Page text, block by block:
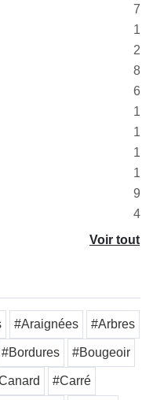
7
1
2
8
6
1
1
1
1
9
4
Voir tout
#Araignées #Arbres
#Bordures #Bougeoir
#Carré